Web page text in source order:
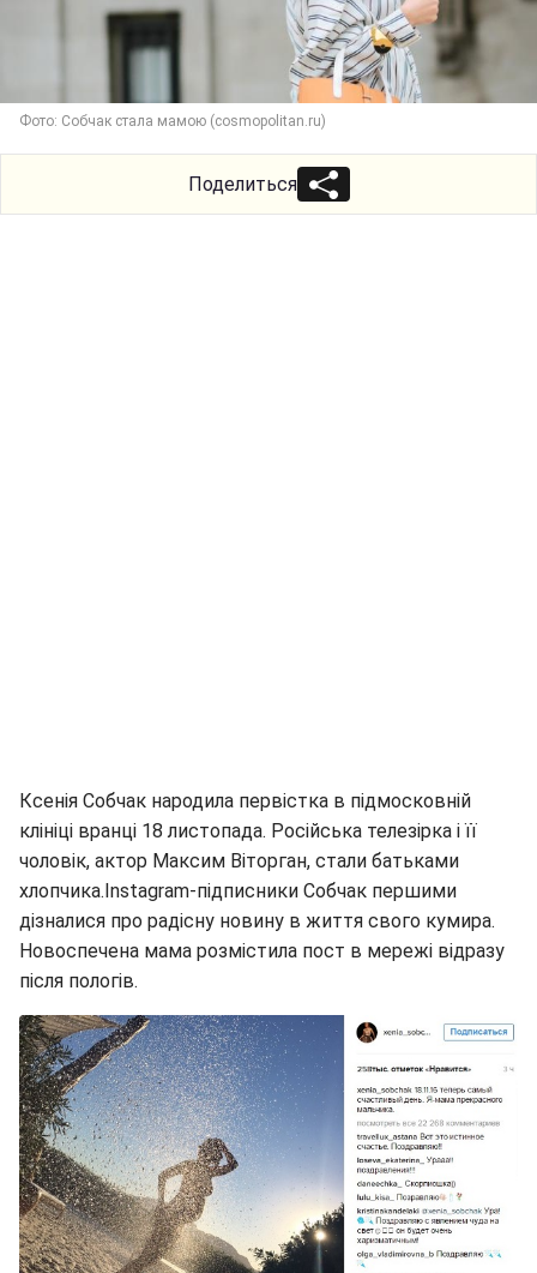
Фото: Собчак стала мамою (cosmopolitan.ru)
Поделиться
Ксенія Собчак народила первістка в підмосковній
клініці вранці 18 листопада. Російська телезірка і її
чоловік, актор Максим Віторган, стали батьками
хлопчика.Instagram-підписники Собчак першими
дізналися про радісну новину в життя свого кумира.
Новоспечена мама розмістила пост в мережі відразу
після пологів.